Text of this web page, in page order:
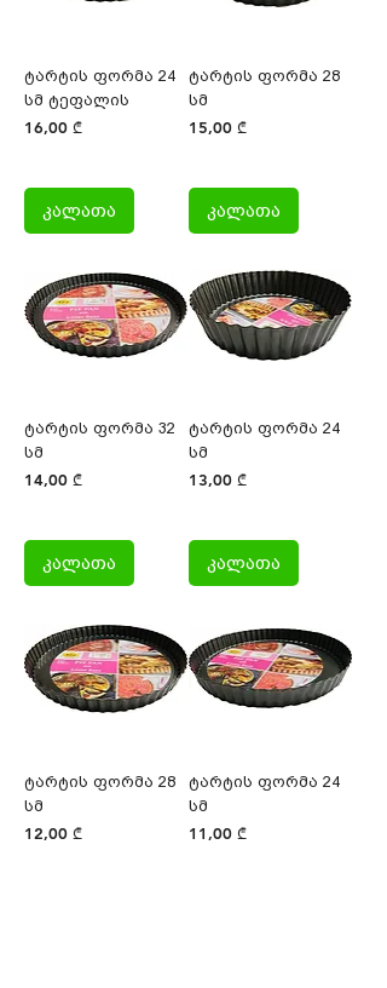
ტარტის ფორმა 24
სმ ტეფალის
Price
16,00 ₾
კალათა
ტარტის ფორმა 28
სმ
Price
15,00 ₾
კალათა
ტარტის ფორმა 32
სმ
Price
14,00 ₾
კალათა
ტარტის ფორმა 24
სმ
Price
13,00 ₾
კალათა
ტარტის ფორმა 28
სმ
Price
12,00 ₾
ტარტის ფორმა 24
სმ
Price
11,00 ₾